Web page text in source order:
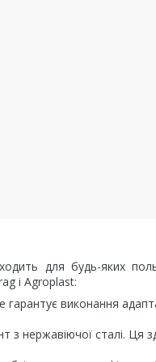
для будь-яких
і Agroplast:
виконання
нержавіючої сталі. Ця